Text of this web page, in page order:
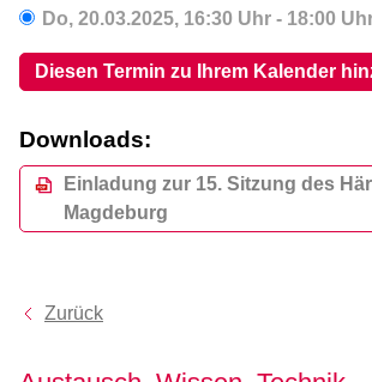
Do,20.03.2025, 16:30 Uhr - 18:00
Diesen Termin zu Ihrem Kalender
Downloads:
Einladung zur 15. Sitzung des
Magdeburg
Zurück